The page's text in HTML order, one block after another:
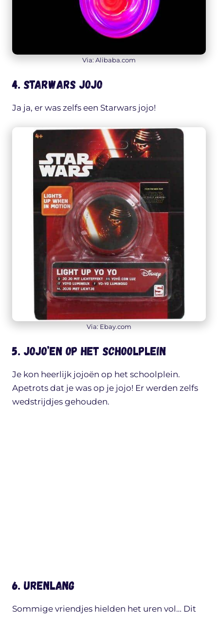
Via: Alibaba.com
4. Starwars Jojo
Ja ja, er was zelfs een Starwars jojo!
Via: Ebay.com
5. Jojo’en op het schoolplein
Je kon heerlijk jojoën op het schoolplein.
Apetrots dat je was op je jojo! Er werden zelfs
wedstrijdjes gehouden.
6. Urenlang
Sommige vriendjes hielden het uren vol… Dit